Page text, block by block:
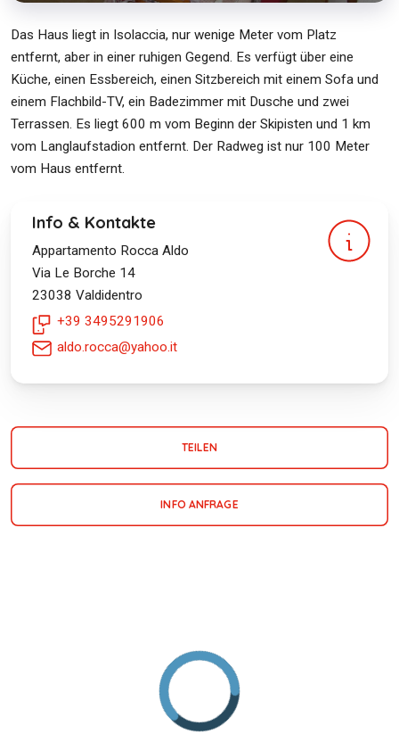
Das Haus liegt in Isolaccia, nur wenige Meter vom Platz
entfernt, aber in einer ruhigen Gegend. Es verfügt über eine
Küche, einen Essbereich, einen Sitzbereich mit einem Sofa und
einem Flachbild-TV, ein Badezimmer mit Dusche und zwei
Terrassen. Es liegt 600 m vom Beginn der Skipisten und 1 km
vom Langlaufstadion entfernt. Der Radweg ist nur 100 Meter
vom Haus entfernt.
Info & Kontakte
Appartamento Rocca Aldo
Via Le Borche 14
23038 Valdidentro
+39 3495291906
aldo.rocca@yahoo.it
TEILEN
INFO ANFRAGE